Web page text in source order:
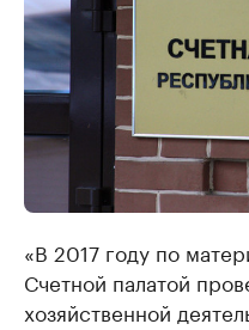
«В 2017 году по
Счетной палатой
хозяйственной